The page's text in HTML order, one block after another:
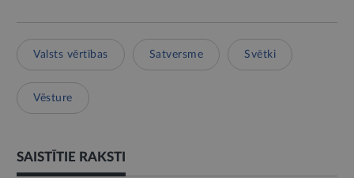
Valsts vērtības Satversme Svētki
Vēsture
SAISTĪTIE RAKSTI